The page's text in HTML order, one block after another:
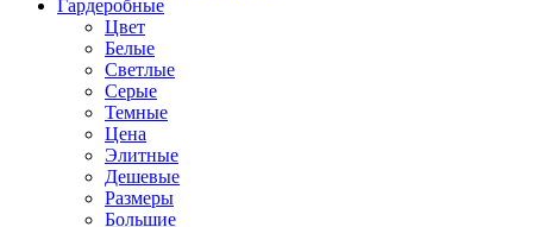
Гардеробные
Цвет
Белые
Светлые
Серые
Темные
Цена
Элитные
Дешевые
Размеры
Большие